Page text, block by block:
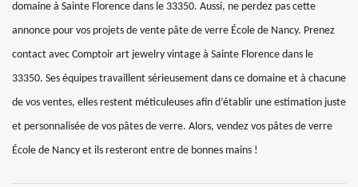
domaine à Sainte Florence dans le 33350. Aussi, ne perdez pas cette
annonce pour vos projets de vente pâte de verre École de Nancy. Prenez
contact avec Comptoir art jewelry vintage à Sainte Florence dans le
33350. Ses équipes travaillent sérieusement dans ce domaine et à chacune
de vos ventes, elles restent méticuleuses afin d’établir une estimation juste
et personnalisée de vos pâtes de verre. Alors, vendez vos pâtes de verre
École de Nancy et ils resteront entre de bonnes mains !